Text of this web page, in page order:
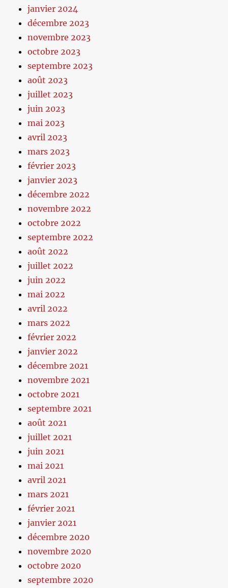
janvier 2024
décembre 2023
novembre 2023
octobre 2023
septembre 2023
août 2023
juillet 2023
juin 2023
mai 2023
avril 2023
mars 2023
février 2023
janvier 2023
décembre 2022
novembre 2022
octobre 2022
septembre 2022
août 2022
juillet 2022
juin 2022
mai 2022
avril 2022
mars 2022
février 2022
janvier 2022
décembre 2021
novembre 2021
octobre 2021
septembre 2021
août 2021
juillet 2021
juin 2021
mai 2021
avril 2021
mars 2021
février 2021
janvier 2021
décembre 2020
novembre 2020
octobre 2020
septembre 2020